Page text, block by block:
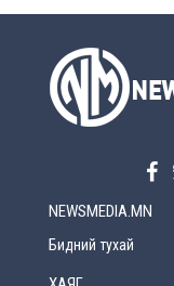
NEWSMEDIA.MN
Бидний тухай